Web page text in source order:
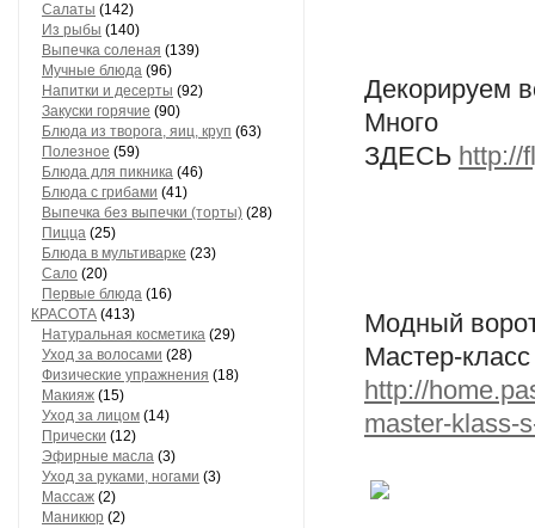
Салаты (142)
Из рыбы (140)
Выпечка соленая (139)
Мучные блюда (96)
Напитки и десерты (92)
Закуски горячие (90)
Блюда из творога, яиц, круп (63)
Полезное (59)
Блюда для пикника (46)
Блюда с грибами (41)
Выпечка без выпечки (торты) (28)
Пицца (25)
Блюда в мультиварке (23)
Сало (20)
Первые блюда (16)
КРАСОТА (413)
Натуральная косметика (29)
Уход за волосами (28)
Физические упражнения (18)
Макияж (15)
Уход за лицом (14)
Прически (12)
Эфирные масла (3)
Уход за руками, ногами (3)
Массаж (2)
Маникюр (2)
Декорируем
Много
ЗДЕСЬ http://
Модный
Мастер-
http://
master-klass-